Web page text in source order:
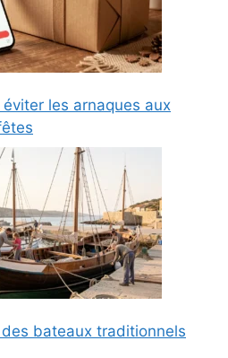
les arnaques aux
des bateaux traditionnels